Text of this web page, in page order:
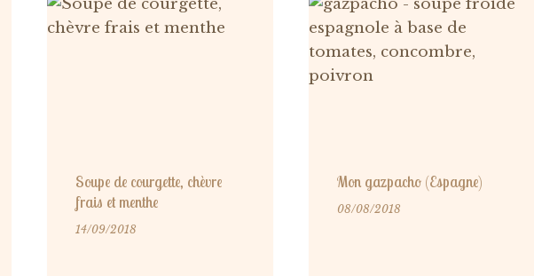
Soupe de courgette, chèvre
frais et menthe
14/09/2018
Mon gazpacho (Espagne)
08/08/2018